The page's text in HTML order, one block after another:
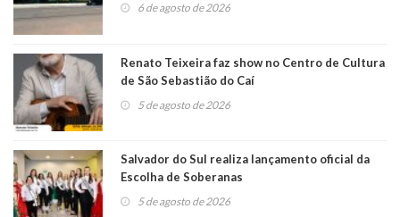
6 de agosto de 2026
Renato Teixeira faz show no Centro de Cultura
de São Sebastião do Caí
5 de agosto de 2026
Salvador do Sul realiza lançamento oficial da
Escolha de Soberanas
5 de agosto de 2026